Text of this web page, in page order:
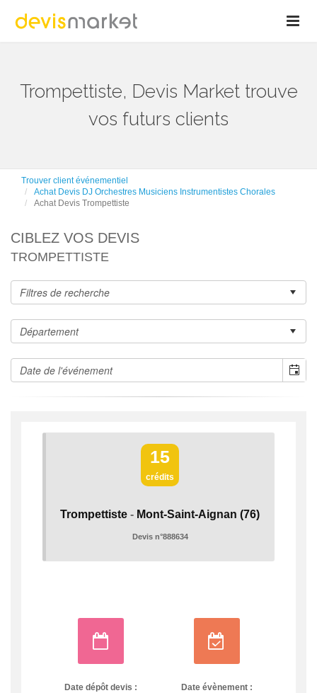
Trompettiste, Devis Market trouve
vos futurs clients
Trouver client événementiel
Achat Devis DJ Orchestres Musiciens Instrumentistes Chorales
Achat Devis Trompettiste
CIBLEZ VOS DEVIS
TROMPETTISTE
15
crédits
Trompettiste - Mont-Saint-Aignan (76)
Devis n°888634
Date dépôt devis :
Date évènement :